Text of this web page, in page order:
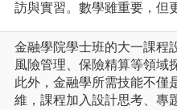
訪與實習。數學雖重要，但
金融學院學士班的大一課程
風險管理、保險精算等領域
此外，金融學所需技能不僅
維，課程加入設計思考、專